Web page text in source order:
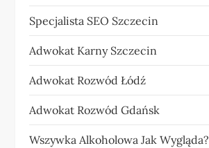
Specjalista SEO Szczecin
Adwokat Karny Szczecin
Adwokat Rozwód Łódź
Adwokat Rozwód Gdańsk
Wszywka Alkoholowa Jak Wygląda?